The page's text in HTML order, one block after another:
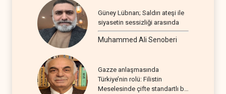
Güney Lübnan; Saldırı ateşi ile
siyasetin sessizliği arasında
Muhammed Ali Senoberi
Gazze anlaşmasında
Türkiye’nin rolü: Filistin
Meselesinde çifte standartlı bir